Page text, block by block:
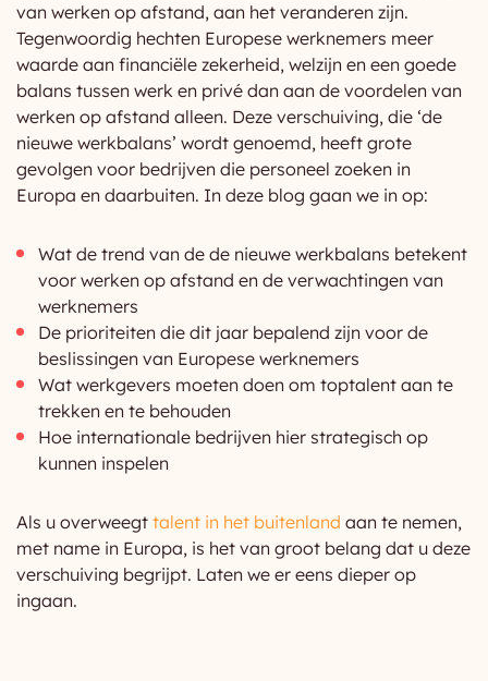
van werken op afstand, aan het veranderen zijn.
Tegenwoordig hechten Europese werknemers meer
waarde aan financiële zekerheid, welzijn en een goede
balans tussen werk en privé dan aan de voordelen van
werken op afstand alleen. Deze verschuiving, die ‘de
nieuwe werkbalans’ wordt genoemd, heeft grote
gevolgen voor bedrijven die personeel zoeken in
Europa en daarbuiten. In deze blog gaan we in op:
Wat de trend van de de nieuwe werkbalans betekent
voor werken op afstand en de verwachtingen van
werknemers
De prioriteiten die dit jaar bepalend zijn voor de
beslissingen van Europese werknemers
Wat werkgevers moeten doen om toptalent aan te
trekken en te behouden
Hoe internationale bedrijven hier strategisch op
kunnen inspelen
Als u overweegt talent in het buitenland aan te nemen,
met name in Europa, is het van groot belang dat u deze
verschuiving begrijpt. Laten we er eens dieper op
ingaan.